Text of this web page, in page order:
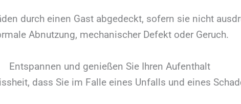
durch einen Gast abgedeckt, sofern sie nicht
Abnutzung, mechanischer Defekt oder Geruch.
Entspannen und genießen Sie Ihren Aufenthalt
dass Sie im Falle eines Unfalls und eines